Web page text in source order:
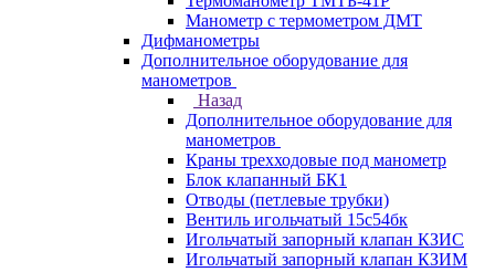
Манометр с термометром ДМТ
Дифманометры
Дополнительное оборудование для
манометров
Назад
Дополнительное оборудование для
манометров
Краны трехходовые под манометр
Блок клапанный БК1
Отводы (петлевые трубки)
Вентиль игольчатый 15с54бк
Игольчатый запорный клапан КЗИС
Игольчатый запорный клапан КЗИМ